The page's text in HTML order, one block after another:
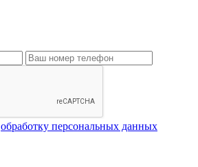
обработку персональных данных